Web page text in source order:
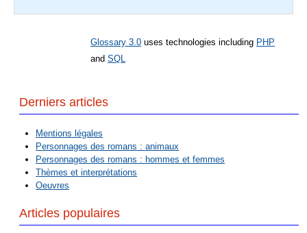
Glossary 3.0 uses technologies including PHP
and SQL
Derniers articles
Mentions légales
Personnages des romans : animaux
Personnages des romans : hommes et femmes
Thèmes et interprétations
Oeuvres
Articles populaires